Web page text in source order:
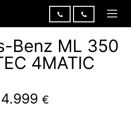
Benz ML 350
4MATIC
€